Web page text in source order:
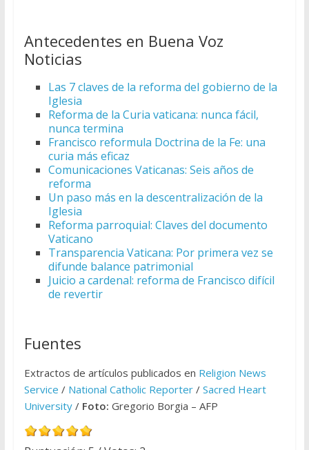
Antecedentes en Buena Voz
Noticias
Las 7 claves de la reforma del gobierno de la
Iglesia
Reforma de la Curia vaticana: nunca fácil,
nunca termina
Francisco reformula Doctrina de la Fe: una
curia más eficaz
Comunicaciones Vaticanas: Seis años de
reforma
Un paso más en la descentralización de la
Iglesia
Reforma parroquial: Claves del documento
Vaticano
Transparencia Vaticana: Por primera vez se
difunde balance patrimonial
Juicio a cardenal: reforma de Francisco difícil
de revertir
Fuentes
Extractos de artículos publicados en Religion News
Service / National Catholic Reporter/ Sacred Heart
University/ Foto: Gregorio Borgia – AFP